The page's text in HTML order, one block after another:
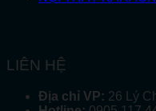
LIÊN HỆ
Địa chỉ VP: 26 Lý